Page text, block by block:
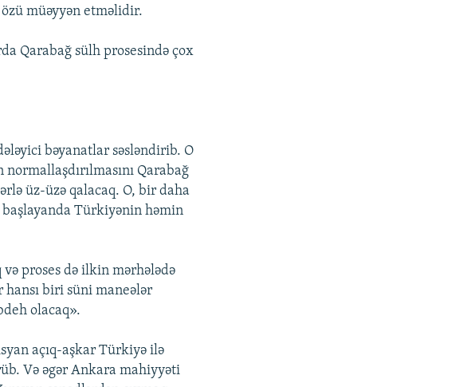
müəyyən etməlidir.
Qarabağ sülh prosesində çox
bəyanatlar səsləndirib. O
Qarabağ
üz-üzə qalacaq. O, bir daha
başlayanda Türkiyənin həmin
və proses də ilkin mərhələdə
hansı biri süni maneələr
olacaq».
açıq-aşkar Türkiyə ilə
Və əgər Ankara mahiyyəti